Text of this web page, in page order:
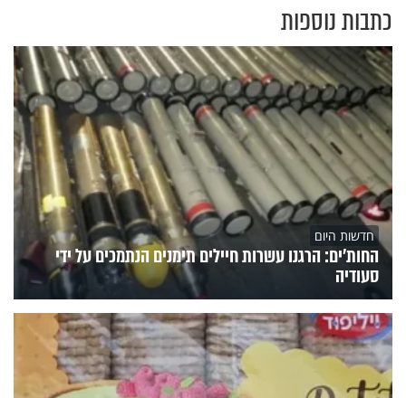
כתבות נוספות
חדשות היום
החות'ים: הרגנו עשרות חיילים תימנים הנתמכים על ידי
סעודיה